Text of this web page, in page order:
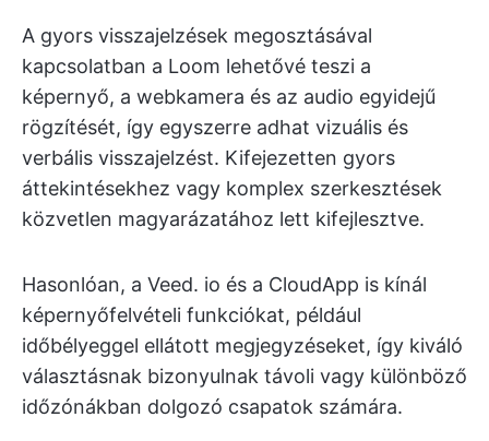
A gyors visszajelzések megosztásával
kapcsolatban a Loom lehetővé teszi a
képernyő, a webkamera és az audio egyidejű
rögzítését, így egyszerre adhat vizuális és
verbális visszajelzést. Kifejezetten gyors
áttekintésekhez vagy komplex szerkesztések
közvetlen magyarázatához lett kifejlesztve.
Hasonlóan, a Veed. io és a CloudApp is kínál
képernyőfelvételi funkciókat, például
időbélyeggel ellátott megjegyzéseket, így kiváló
választásnak bizonyulnak távoli vagy különböző
időzónákban dolgozó csapatok számára.